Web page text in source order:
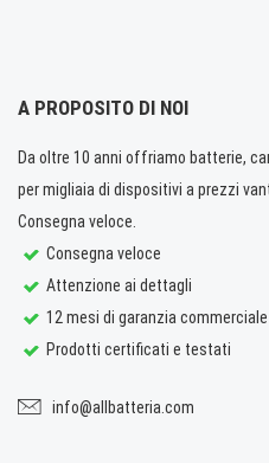
A PROPOSITO DI NOI
Da oltre 10 anni offriamo batterie,
per migliaia di dispositivi a prezzi
Consegna veloce.
Consegna veloce
Attenzione ai dettagli
12 mesi di garanzia commerciale
Prodotti certificati e testati
info@allbatteria.com